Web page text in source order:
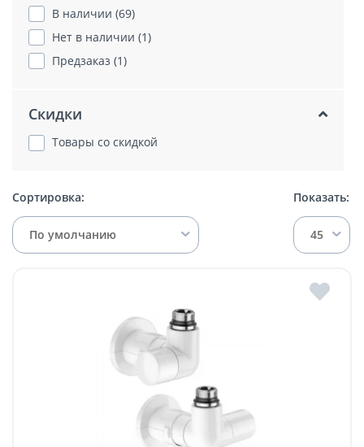
В наличии (69)
Нет в наличии (1)
Предзаказ (1)
Скидки
Товары со скидкой
Сортировка:
По умолчанию
Показать:
45